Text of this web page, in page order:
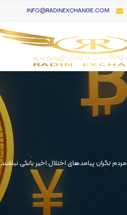
INFO@RADINEXCHANGE.COM
مردم نگران پیامد‌های اختلال اخیر بانکی نباشند